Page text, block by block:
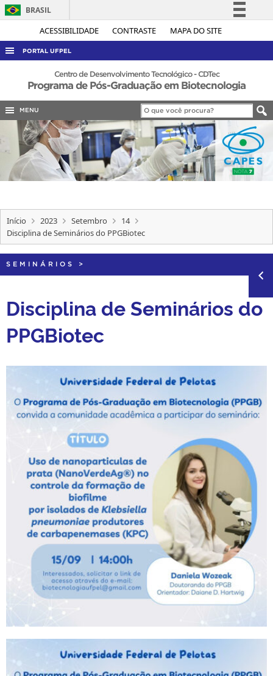
ACESSIBILIDADE CONTRASTE MAPA DO SITE
BRASIL
Simplifique!
Acesso à informação
Legislação
Canais
PORTAL UFPEL
ACESSO À INFORMAÇÃO
AUDITORIA
COBALTO
CONCURSOS
EDITAIS
INTERNACIONAL
TELEFONES
Centro de Desenvolvimento Tecnológico - CDTec
Programa de Pós-Graduação em Biotecnologia
MENU
Início 2023 Setembro
14
Disciplina de Seminários do PPGBiotec
SEMINÁRIOS >
Disciplina de Seminários do
PPGBiotec